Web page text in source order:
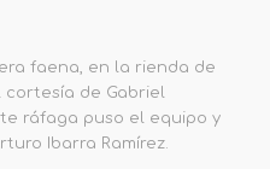
faena, en la rienda de
cortesía de Gabriel
ráfaga puso el equipo y
Ibarra Ramírez.